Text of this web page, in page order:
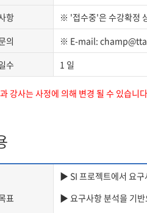
항
※ '접수중'은 수강확정
의
※ E-mail:
수
1 일
강사는 사정에 의해 변경 될 수 있습니
표
▶ SI 프로젝트에서 요구
▶ 요구사항 분석을 기반